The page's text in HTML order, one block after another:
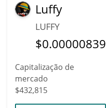
Luffy
LUFFY
$0.00000839
Capitalização de
mercado
$432,815